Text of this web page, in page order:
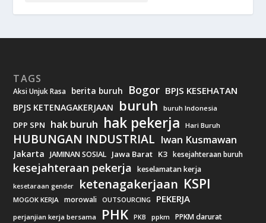
TAGS
Aksi Unjuk Rasa berita buruh Bogor BPJS KESEHATAN
BPJS KETENAGAKERJAAN buruh buruh Indonesia
DPP SPN hak buruh hak pekerja Hari Buruh
HUBUNGAN INDUSTRIAL Iwan Kusmawan
Jakarta JAMINAN SOSIAL Jawa Barat K3 kesejahteraan buruh
kesejahteraan pekerja keselamatan kerja
kesetaraan gender ketenagakerjaan KSPI
MOGOK KERJA morowali OUTSOURCING PEKERJA
perjanjian kerja bersama PHK PKB ppkm PPKM darurat